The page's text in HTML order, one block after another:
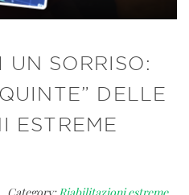
SORRISO:
DELLE
ESTREME